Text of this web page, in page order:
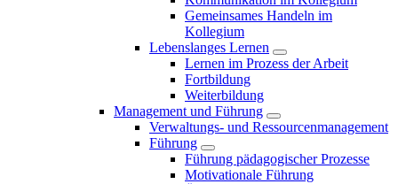
Gemeinsames Handeln im
Kollegium
Lebenslanges Lernen
Lernen im Prozess der Arbeit
Fortbildung
Weiterbildung
Management und Führung
Verwaltungs- und Ressourcenmanagement
Führung
Führung pädagogischer Prozesse
Motivationale Führung